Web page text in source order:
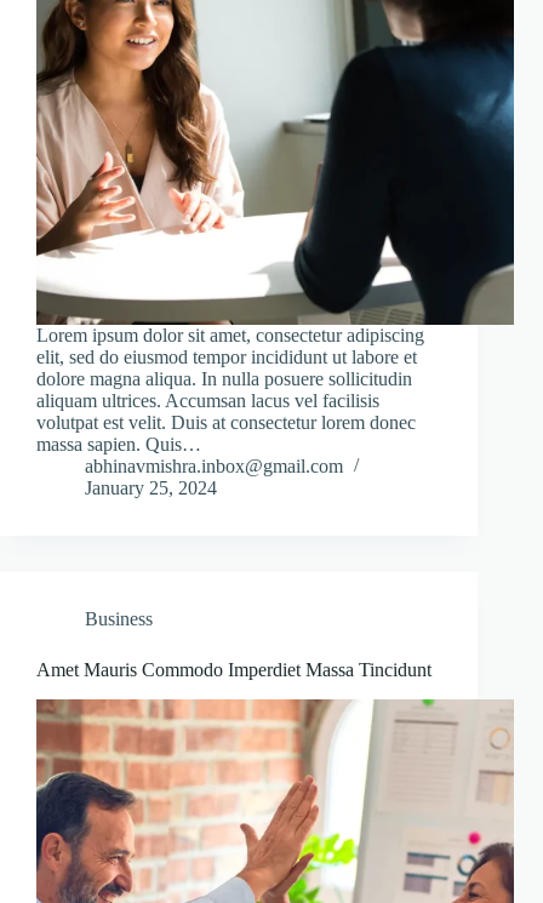
Lorem ipsum dolor sit amet, consectetur adipiscing
elit, sed do eiusmod tempor incididunt ut labore et
dolore magna aliqua. In nulla posuere sollicitudin
aliquam ultrices. Accumsan lacus vel facilisis
volutpat est velit. Duis at consectetur lorem donec
massa sapien. Quis…
abhinavmishra.inbox@gmail.com
January 25, 2024
Business
Amet Mauris Commodo Imperdiet Massa Tincidunt